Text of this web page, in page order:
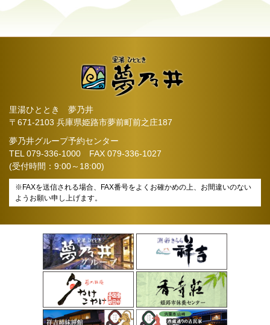
里湯ひととき 夢乃井
〒671-2103 兵庫県姫路市夢前町前之庄187
夢乃井グループ予約センター
TEL 079-336-1000 FAX 079-336-1027
(受付時間：9:00～18:00)
※FAXを送信される場合、FAX番号をよくお確かめの上、お間違いのない
ようお願い申し上げます。